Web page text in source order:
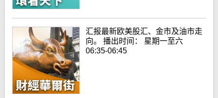
汇报最新欧美股汇、金市及油市走
向。 播出时间： 星期一至六
06:35-06:45